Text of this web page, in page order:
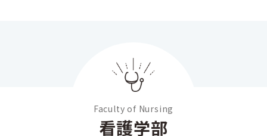
Faculty of Nursing
看護学部